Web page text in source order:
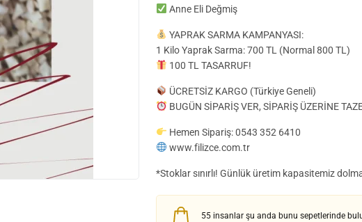
Anne Eli Değmiş
YAPRAK SARMA KAMPANYASI:
1 Kilo Yaprak Sarma: 700 TL (Normal 800 TL)
100 TL TASARRUF!
ÜCRETSİZ KARGO (Türkiye Geneli)
BUGÜN SİPARİŞ VER, SİPARİŞ ÜZERİNE
Hemen Sipariş: 0543 352 6410
www.filizce.com.tr
*Stoklar sınırlı! Günlük üretim kapasitemiz
55 insanlar şu anda bunu sepetlerinde